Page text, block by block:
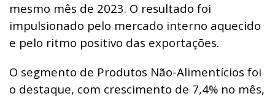
mesmo mês de 2023. O resultado foi
impulsionado pelo mercado interno aquecido
e pelo ritmo positivo das exportações.
O segmento de Produtos Não-Alimentícios foi
o destaque, com crescimento de 7,4% no mês,